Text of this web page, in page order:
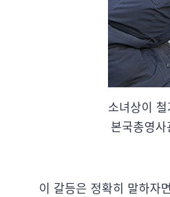
소녀상이
본국총영
이 갈등은 정확히 말하자면